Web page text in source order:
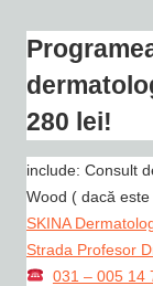
280 lei!
include: Consult
Wood ( dacă este
SKINA
Strada Profesor
031 – 005 14